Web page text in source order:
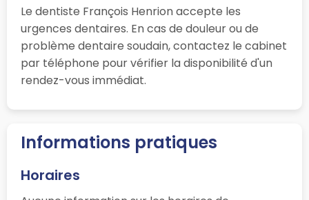
Le dentiste François Henrion accepte les
urgences dentaires. En cas de douleur ou de
problème dentaire soudain, contactez le cabinet
par téléphone pour vérifier la disponibilité d'un
rendez-vous immédiat.
Informations pratiques
Horaires